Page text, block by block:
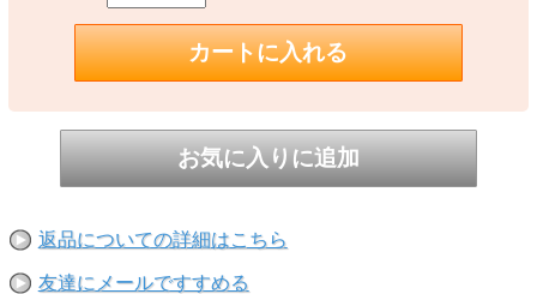
返品についての詳細はこちら
友達にメールですすめる